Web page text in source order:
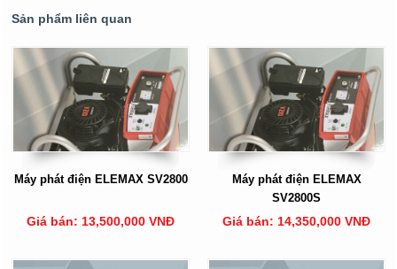
Sản phẩm liên quan
Máy phát điện ELEMAX SV2800
Giá bán: 13,500,000 VNĐ
Máy phát điện ELEMAX
SV2800S
Giá bán: 14,350,000 VNĐ